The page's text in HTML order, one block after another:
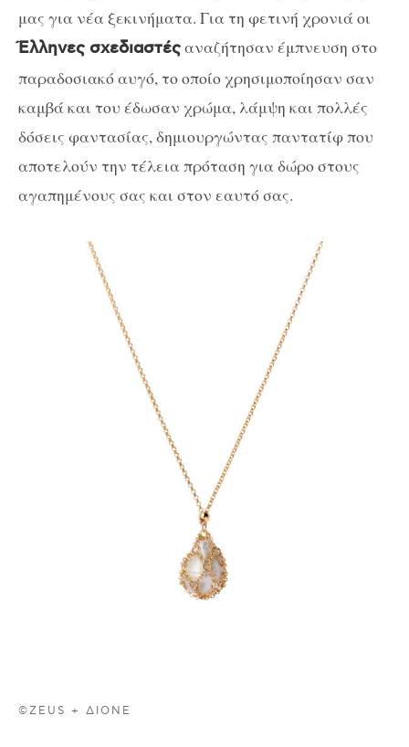
μας για νέα ξεκινήματα. Για τη φετινή χρονιά οι
Έλληνες σχεδιαστέςαναζήτησαν έμπνευση στο
παραδοσιακό αυγό, το οποίο χρησιμοποίησαν σαν
καμβά και του έδωσαν χρώμα, λάμψη και πολλές
δόσεις φαντασίας, δημιουργώντας παντατίφ που
αποτελούν την τέλεια πρόταση για δώρο στους
αγαπημένους σας και στον εαυτό σας.
©ZEUS + ΔIONE